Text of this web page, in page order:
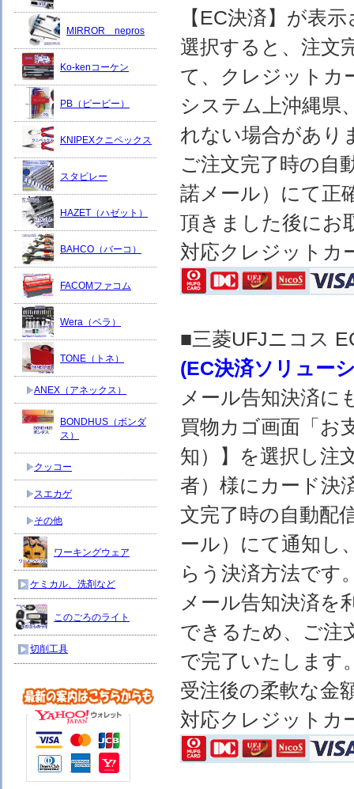
【EC決済】が表
選択すると、注文
て、クレジットカ
システム上沖縄県
れない場合があり
ご注文完了時の自
諾メール）にて正
頂きました後にお
対応クレジットカ
■三菱UFJニコス
(EC決済ソリュー
メール告知決済に
買物カゴ画面「お
知）】を選択し注
者）様にカード決
文完了時の自動配
ール）にて通知し
らう決済方法です
メール告知決済を
できるため、ご注
で完了いたします
受注後の柔軟な金
対応クレジットカ
MIRROR nepros
Ko-kenコーケン
PB（ピービー）
KNIPEXクニペックス
スタビレー
HAZET（ハゼット）
BAHCO（バーコ）
FACOMファコム
Wera（ベラ）
TONE（トネ）
ANEX（アネックス）
BONDHUS（ボンダ
ス）
クッコー
スエカゲ
その他
ワーキングウェア
ケミカル、洗剤など
このごろのライト
切削工具